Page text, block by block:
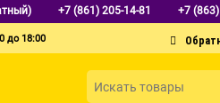
+7 (861) 205-14-81 +7
до 18:00